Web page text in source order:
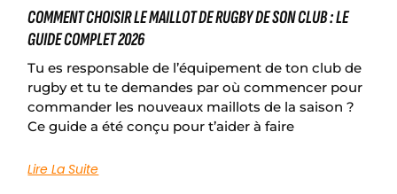
COMMENT CHOISIR LE MAILLOT DE RUGBY DE SON CLUB : LE
GUIDE COMPLET 2026
Tu es responsable de l’équipement de ton club de
rugby et tu te demandes par où commencer pour
commander les nouveaux maillots de la saison ?
Ce guide a été conçu pour t’aider à faire
Lire La Suite